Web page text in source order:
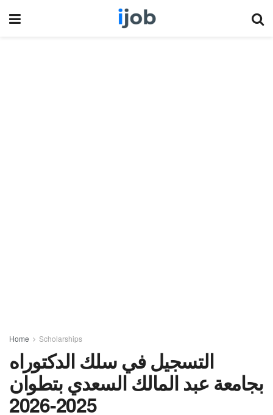
Home Scholarships
التسجيل في سلك الدكتوراه
بجامعة عبد المالك السعدي بتطوان
2025-2026